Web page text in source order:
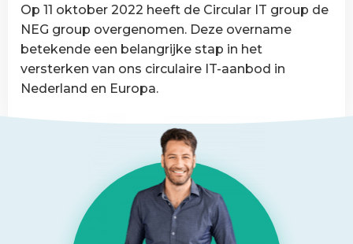
aanbieder
van
België
Op 11 oktober 2022 heeft de Circular IT group de
NEG group overgenomen. Deze overname
betekende een belangrijke stap in het
versterken van ons circulaire IT-aanbod in
Nederland en Europa.
overgenomen